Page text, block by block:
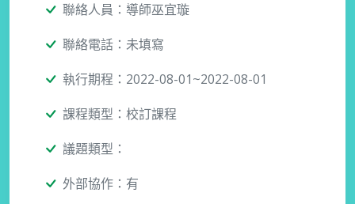
聯絡人員：導師巫宜璇
聯絡電話：未填寫
執行期程：2022-08-01~2022-08-01
課程類型：校訂課程
議題類型：
外部協作：有